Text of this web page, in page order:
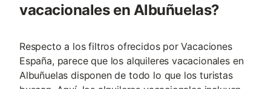
vacacionales en Albuñuelas?
Respecto a los filtros ofrecidos por Vacaciones
España, parece que los alquileres vacacionales en
Albuñuelas disponen de todo lo que los turistas